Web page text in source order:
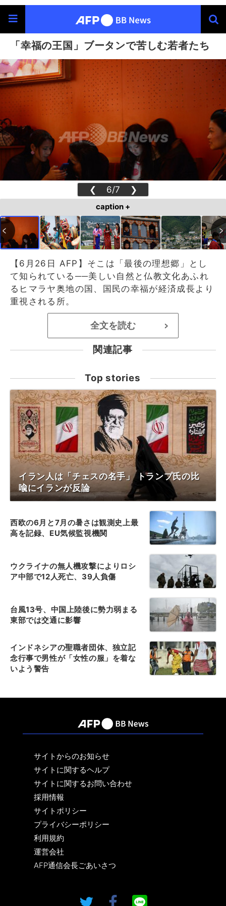
「幸福の王国」ブータンで苦しむ若者たち
❮ 6/7 ❯
caption +
【6月26日 AFP】そこは「最後の理想郷」とし
て知られている──美しい自然と仏教文化あふれ
るヒマラヤ奥地の国、国民の幸福が経済成長より
重視される所。
全文を読む >
関連記事
Top stories
イラン人は「チェスの名手」 トランプ氏の比
喩にイランが反論
西欧の6月と7月の暑さは観測史上最
高を記録、EU気候監視機関
ウクライナの無人機攻撃によりロシ
ア中部で12人死亡、39人負傷
台風13号、中国上陸後に勢力弱まる
東部では交通に影響
インドネシアの聖職者団体、独立記
念行事で男性が「女性の服」を着な
いよう警告
サイトからのお知らせ
サイトに関するヘルプ
サイトに関するお問い合わせ
採用情報
サイトポリシー
プライバシーポリシー
利用規約
運営会社
AFP通信会長ごあいさつ